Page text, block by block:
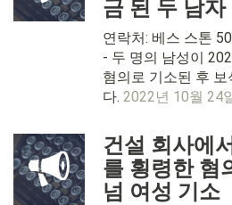
금 된 두 남자
연락처: 베스 스톤
- 두 명의 남성이
혐의로 기소된 후
다. 2022년 10월 24
건설 회사에
를 횡령한 혐
넘 여성 기소